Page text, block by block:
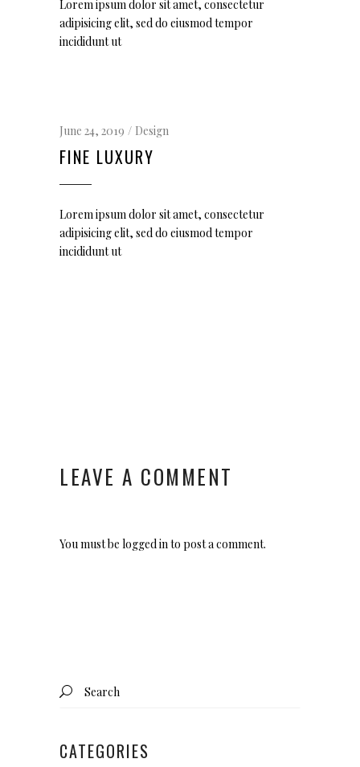
Lorem ipsum dolor sit amet, consectetur
adipisicing elit, sed do eiusmod tempor
incididunt ut
June 24, 2019 Design
FINE LUXURY
Lorem ipsum dolor sit amet, consectetur
adipisicing elit, sed do eiusmod tempor
incididunt ut
LEAVE A COMMENT
You must be logged into post a comment.
Search
for:
CATEGORIES